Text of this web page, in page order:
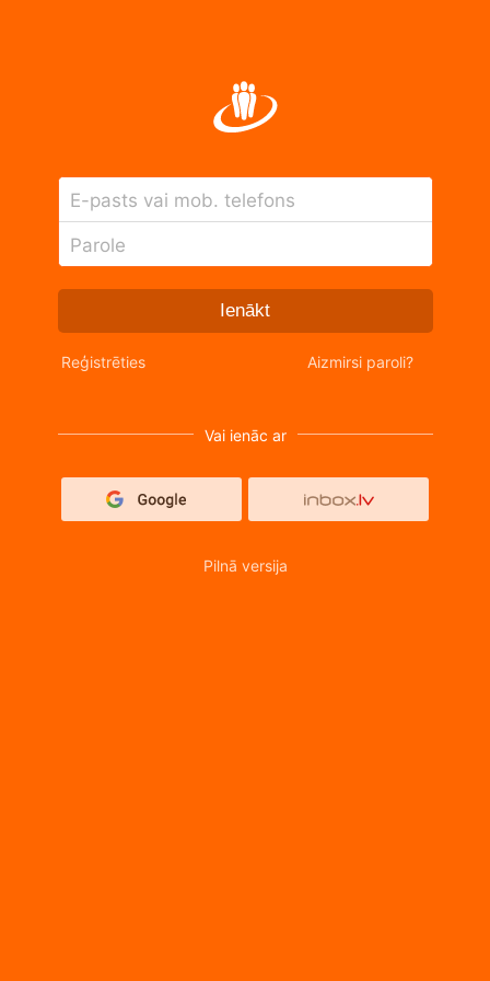
E-pasts vai mob. telefons
Parole
Ienākt
Reģistrēties Aizmirsi paroli?
Vai ienāc ar
Pilnā versija